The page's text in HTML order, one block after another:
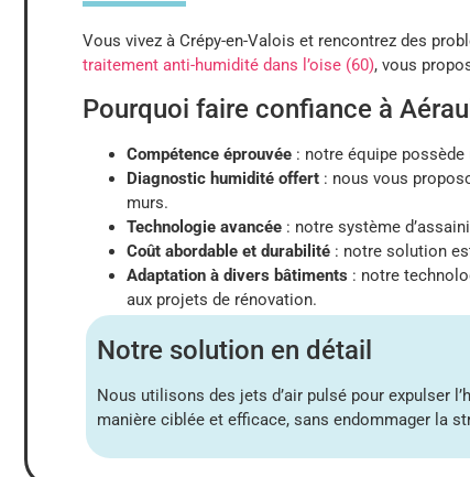
Vous vivez à Crépy-en-Valois et rencontrez des
traitement anti-humidité dans l’oise (60), vous
Pourquoi faire confiance à
Compétence éprouvée : notre équipe
Diagnostic humidité offert : nous vous
murs.
Technologie avancée : notre système
Coût abordable et durabilité : notre solution
Adaptation à divers bâtiments : notre
aux projets de rénovation.
Notre solution en détail
Nous utilisons des jets d’air pulsé pour expulser
manière ciblée et efficace, sans endommager la